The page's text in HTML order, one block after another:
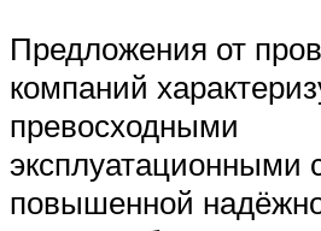
Предложения от
компаний
превосходными
эксплуатационными
повышенной